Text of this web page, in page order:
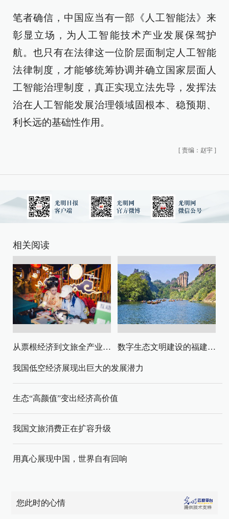
笔者确信，中国应当有一部《人工智能法》来
彰显立场，为人工智能技术产业发展保驾护
航。也只有在法律这一位阶层面制定人工智能
法律制度，才能够统筹协调并确立国家层面人
工智能治理制度，真正实现立法先导，发挥法
治在人工智能发展治理领域固根本、稳预期、
利长远的基础性作用。
[ 责编：赵宇 ]
相关阅读
从票根经济到文旅全产业链升级 数字生态文明建设的福建路径与启示
我国低空经济展现出巨大的发展潜力
生态“高颜值”变出经济高价值
我国文旅消费正在扩容升级
用真心展现中国，世界自有回响
您此时的心情